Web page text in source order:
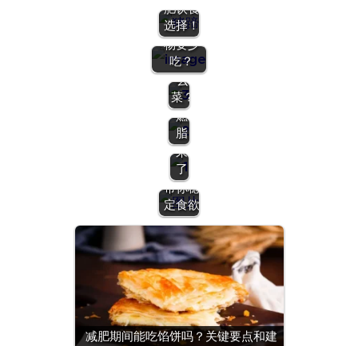
肥饮食
选择！
间，哪些
碳水化合
物要少
吃？
可
以
吃
什
么
菜？
次
20
分
钟，
高
效
燃
脂
兆！
恭
喜
你，
开
始
瘦
下
来
了
减肥，
如何忍
住饥饿
感？这
些方法
帮你稳
定食欲
减肥期间能吃馅饼吗？关键要点和建
减肥路上
的甜蜜诱
惑：减肥